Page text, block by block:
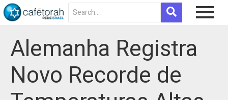
Alemanha Registra
Novo Recorde de